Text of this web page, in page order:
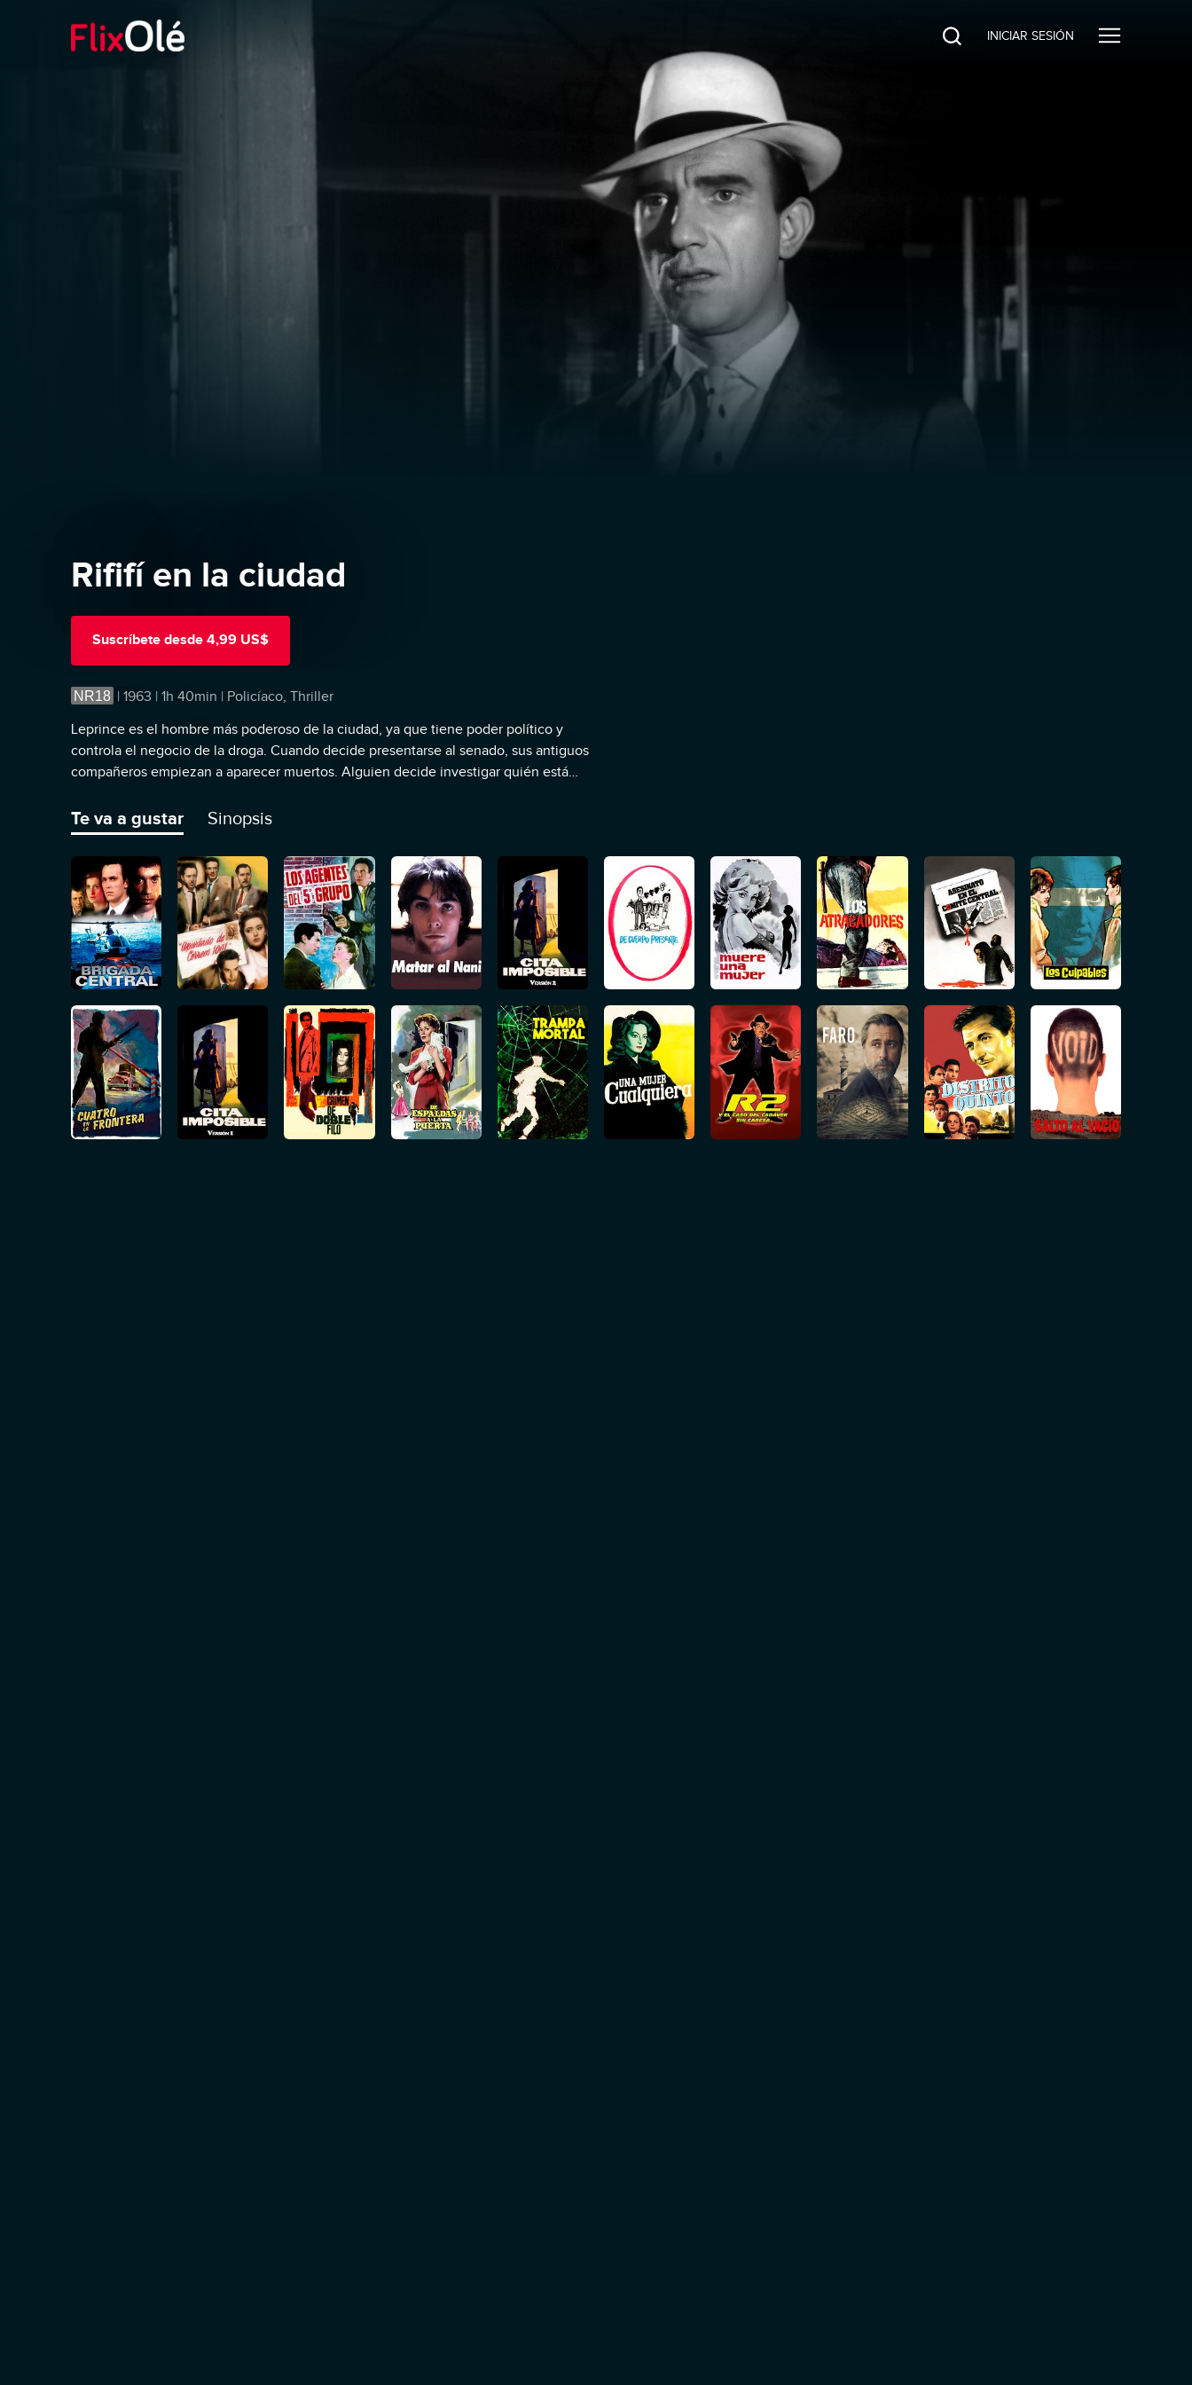
INICIAR SESIÓN
Rififí en la ciudad
Suscríbete desde 4,99 US$
NR18 | 1963 | 1h 40min | Policíaco, Thriller
Leprince es el hombre más poderoso de la ciudad, ya que tiene poder político y
controla el negocio de la droga. Cuando decide presentarse al senado, sus antiguos
compañeros empiezan a aparecer muertos. Alguien decide investigar quién está
Te va a gustar Sinopsis